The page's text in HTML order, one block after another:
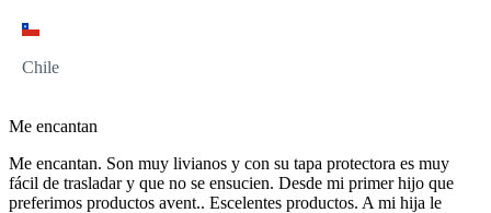
Chile
Me encantan
Me encantan. Son muy livianos y con su tapa protectora es muy
fácil de trasladar y que no se ensucien. Desde mi primer hijo que
preferimos productos avent.. Escelentes productos. A mi hija le